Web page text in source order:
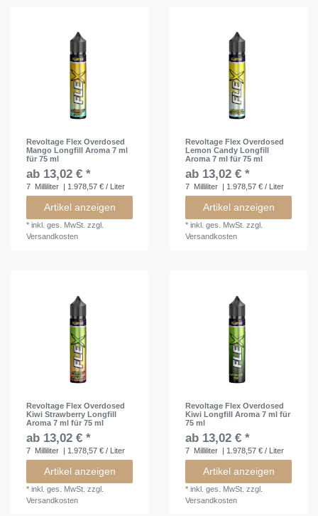
Revoltage Flex Overdosed
Mango Longfill Aroma 7 ml
für 75 ml
ab 13,02 € *
7 Milliliter | 1.978,57 € / Liter
Artikel anzeigen
*inkl. ges. MwSt. zzgl.
Versandkosten
Revoltage Flex Overdosed
Lemon Candy Longfill
Aroma 7 ml für 75 ml
ab 13,02 € *
7 Milliliter | 1.978,57 € / Liter
Artikel anzeigen
*inkl. ges. MwSt. zzgl.
Versandkosten
Revoltage Flex Overdosed
Kiwi Strawberry Longfill
Aroma 7 ml für 75 ml
ab 13,02 € *
7 Milliliter | 1.978,57 € / Liter
Artikel anzeigen
*inkl. ges. MwSt. zzgl.
Versandkosten
Revoltage Flex Overdosed
Kiwi Longfill Aroma 7 ml für
75 ml
ab 13,02 € *
7 Milliliter | 1.978,57 € / Liter
Artikel anzeigen
*inkl. ges. MwSt. zzgl.
Versandkosten